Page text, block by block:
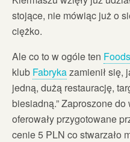
stojące, nie mówiąc już o
ciężko.
Ale co to w ogóle ten
klub Fabrykazamienił się,
jedną, dużą restaurację,
biesiadną.” Zaproszone
oferowały przygotowane
cenie 5 PLN co stwarzało